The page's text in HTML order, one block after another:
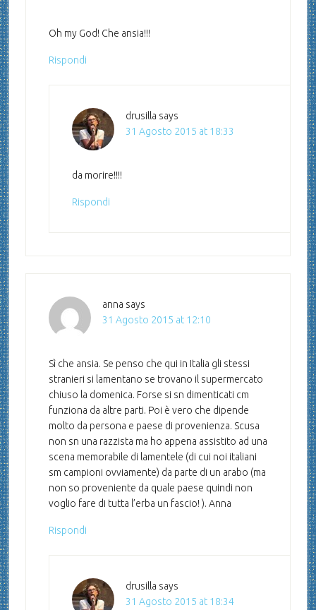
Oh my God! Che ansia!!!
Rispondi
drusilla says
31 Agosto 2015 at 18:33
da morire!!!!
Rispondi
anna says
31 Agosto 2015 at 12:10
Sì che ansia. Se penso che qui in Italia gli stessi
stranieri si lamentano se trovano il supermercato
chiuso la domenica. Forse si sn dimenticati cm
funziona da altre parti. Poi è vero che dipende
molto da persona e paese di provenienza. Scusa
non sn una razzista ma ho appena assistito ad una
scena memorabile di lamentele (di cui noi italiani
sm campioni ovviamente) da parte di un arabo (ma
non so proveniente da quale paese quindi non
voglio fare di tutta l’erba un fascio! ). Anna
Rispondi
drusilla says
31 Agosto 2015 at 18:34